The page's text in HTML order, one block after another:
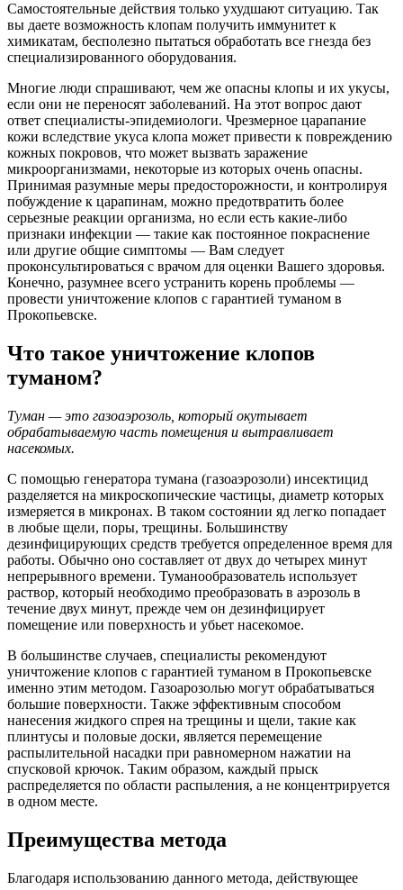
Самостоятельные действия только ухудшают ситуацию. Так
вы даете возможность клопам получить иммунитет к
химикатам, бесполезно пытаться обработать все гнезда без
специализированного оборудования.
Многие люди спрашивают, чем же опасны клопы и их укусы,
если они не переносят заболеваний. На этот вопрос дают
ответ специалисты-эпидемиологи. Чрезмерное царапание
кожи вследствие укуса клопа может привести к повреждению
кожных покровов, что может вызвать заражение
микроорганизмами, некоторые из которых очень опасны.
Принимая разумные меры предосторожности, и контролируя
побуждение к царапинам, можно предотвратить более
серьезные реакции организма, но если есть какие-либо
признаки инфекции — такие как постоянное покраснение
или другие общие симптомы — Вам следует
проконсультироваться с врачом для оценки Вашего здоровья.
Конечно, разумнее всего устранить корень проблемы —
провести уничтожение клопов с гарантией туманом в
Прокопьевске.
Что такое уничтожение клопов
туманом?
Туман — это газоаэрозоль, который окутывает
обрабатываемую часть помещения и вытравливает
насекомых.
С помощью генератора тумана (газоаэрозоли) инсектицид
разделяется на микроскопические частицы, диаметр которых
измеряется в микронах. В таком состоянии яд легко попадает
в любые щели, поры, трещины. Большинству
дезинфицирующих средств требуется определенное время для
работы. Обычно оно составляет от двух до четырех минут
непрерывного времени. Туманообразователь использует
раствор, который необходимо преобразовать в аэрозоль в
течение двух минут, прежде чем он дезинфицирует
помещение или поверхность и убьет насекомое.
В большинстве случаев, специалисты рекомендуют
уничтожение клопов с гарантией туманом в Прокопьевске
именно этим методом. Газоарозолью могут обрабатываться
большие поверхности. Также эффективным способом
нанесения жидкого спрея на трещины и щели, такие как
плинтусы и половые доски, является перемещение
распылительной насадки при равномерном нажатии на
спусковой крючок. Таким образом, каждый прыск
распределяется по области распыления, а не концентрируется
в одном месте.
Преимущества метода
Благодаря использованию данного метода, действующее